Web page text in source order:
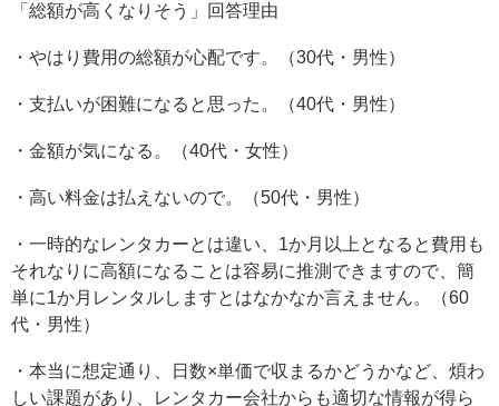
「総額が高くなりそう」回答理由
・やはり費用の総額が心配です。（30代・男性）
・支払いが困難になると思った。（40代・男性）
・金額が気になる。（40代・女性）
・高い料金は払えないので。（50代・男性）
・一時的なレンタカーとは違い、1か月以上となると費用も
それなりに高額になることは容易に推測できますので、簡
単に1か月レンタルしますとはなかなか言えません。（60
代・男性）
・本当に想定通り、日数×単価で収まるかどうかなど、煩わ
しい課題があり、レンタカー会社からも適切な情報が得ら